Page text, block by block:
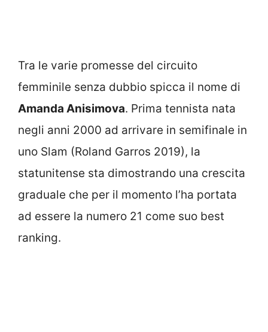
Tra le varie promesse del circuito
femminile senza dubbio spicca il nome di
Amanda Anisimova. Prima tennista nata
negli anni 2000 ad arrivare in semifinale in
uno Slam (Roland Garros 2019), la
statunitense sta dimostrando una crescita
graduale che per il momento l’ha portata
ad essere la numero 21 come suo best
ranking.